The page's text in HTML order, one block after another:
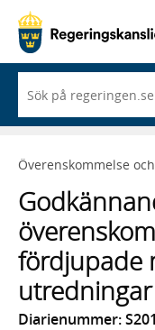
du
börjar
skriva
framträder
lista
med
sökförslag
Överenskommelse
fördjupade
Diarienummer: